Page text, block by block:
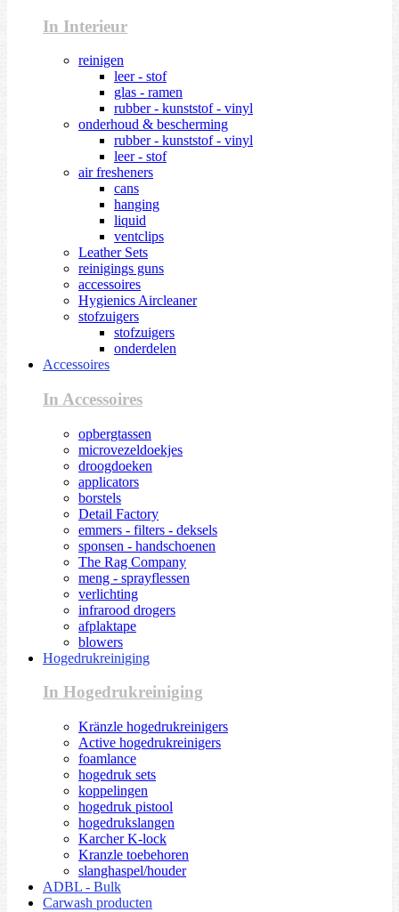
In Interieur
reinigen
leer - stof
glas - ramen
rubber - kunststof - vinyl
onderhoud & bescherming
rubber - kunststof - vinyl
leer - stof
air fresheners
cans
hanging
liquid
ventclips
Leather Sets
reinigings guns
accessoires
Hygienics Aircleaner
stofzuigers
stofzuigers
onderdelen
Accessoires
In Accessoires
opbergtassen
microvezeldoekjes
droogdoeken
applicators
borstels
Detail Factory
emmers - filters - deksels
sponsen - handschoenen
The Rag Company
meng - sprayflessen
verlichting
infrarood drogers
afplaktape
blowers
Hogedrukreiniging
In Hogedrukreiniging
Kränzle hogedrukreinigers
Active hogedrukreinigers
foamlance
hogedruk sets
koppelingen
hogedruk pistool
hogedrukslangen
Karcher K-lock
Kranzle toebehoren
slanghaspel/houder
ADBL - Bulk
Carwash producten